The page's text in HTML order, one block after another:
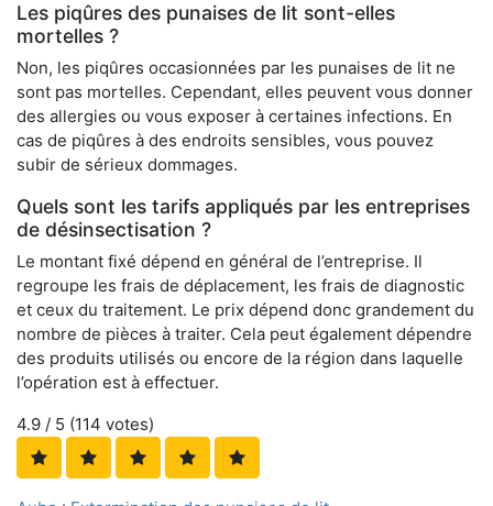
Les piqûres des punaises de lit sont-elles
mortelles ?
Non, les piqûres occasionnées par les punaises de lit ne
sont pas mortelles. Cependant, elles peuvent vous donner
des allergies ou vous exposer à certaines infections. En
cas de piqûres à des endroits sensibles, vous pouvez
subir de sérieux dommages.
Quels sont les tarifs appliqués par les entreprises
de désinsectisation ?
Le montant fixé dépend en général de l’entreprise. Il
regroupe les frais de déplacement, les frais de diagnostic
et ceux du traitement. Le prix dépend donc grandement du
nombre de pièces à traiter. Cela peut également dépendre
des produits utilisés ou encore de la région dans laquelle
l’opération est à effectuer.
4.9 / 5 (114 votes)